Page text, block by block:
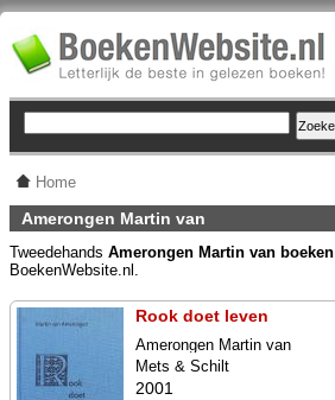
Home
Amerongen Martin van
Tweedehands Amerongen Martin van boeken
BoekenWebsite.nl.
Rook doet leven
Amerongen Martin van
Mets & Schilt
2001